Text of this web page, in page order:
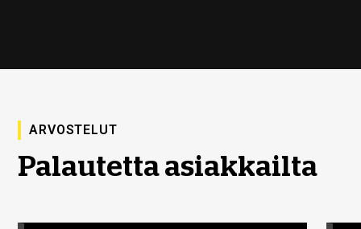
ARVOSTELUT
Palautetta asiakkailta